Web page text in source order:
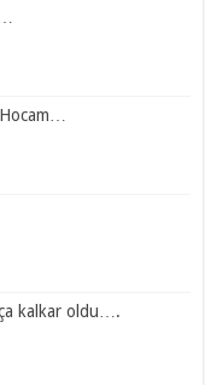
kalkar oldu….